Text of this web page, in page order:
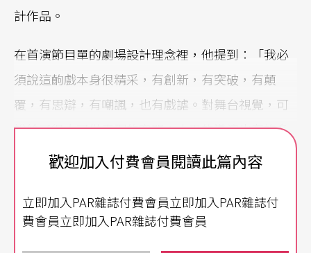
計作品。
在首演節目單的劇場設計理念裡，他提到：「我必
須說這齣戲本身很精采，有創新，有突破，有顛
覆，有思辯，有嘲諷，也有戲謔。對舞台視覺，可
說給了很大可供表現的空間；小平的導演也有許多
嘗試。於是使我試著想在空間上作出時光層次，去
些段落情節的象徵。沒有寫實的東西，只是作了些
暗示。給欣賞的人留些空白，也更服膺傳統戲曲程
歡迎加入付費會員閱讀此篇內容
立即加入PAR雜誌付費會員立即加入PAR雜誌付
費會員立即加入PAR雜誌付費會員